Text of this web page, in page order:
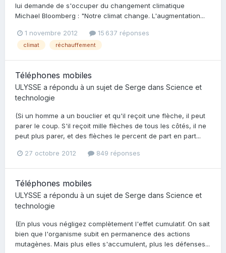
lui demande de s'occuper du changement climatique
Michael Bloomberg : "Notre climat change. L'augmentation...
1 novembre 2012 15 637 réponses
climat réchauffement
Téléphones mobiles
ULYSSE a répondu à un sujet de Serge dans Science et
technologie
(Si un homme a un bouclier et qu'il reçoit une flèche, il peut
parer le coup. S'il reçoit mille flèches de tous les côtés, il ne
peut plus parer, et des flèches le percent de part en part...
27 octobre 2012 849 réponses
Téléphones mobiles
ULYSSE a répondu à un sujet de Serge dans Science et
technologie
(En plus vous négligez complètement l'effet cumulatif. On sait
bien que l'organisme subit en permanence des actions
mutagènes. Mais plus elles s'accumulent, plus les défenses...